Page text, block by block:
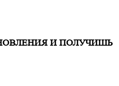
И ПОЛУЧИШЬ